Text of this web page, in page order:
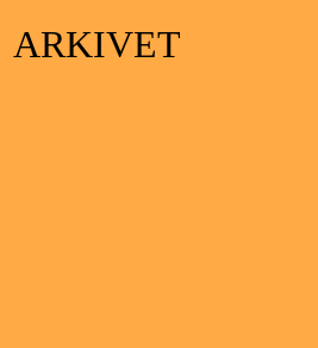
ARKIVET